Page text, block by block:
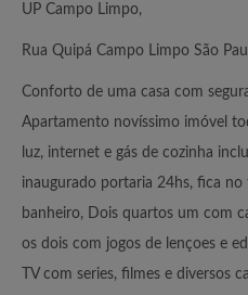
UP Campo Limpo,
Rua Quipá Campo Limpo São
Conforto de uma casa com
Apartamento novíssimo imóvel
luz, internet e gás de cozinha
inaugurado portaria 24hs, fica
banheiro, Dois quartos um com
os dois com jogos de lençoes e
TV com series, filmes e diversos